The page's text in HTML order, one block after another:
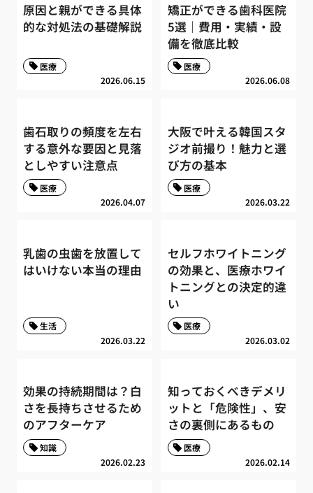
原因と親ができる具体
的な対処法の基礎解説
2026.06.15
医療
矯正ができる歯科医院
5選｜費用・実績・設
備を徹底比較
2026.06.08
医療
歯石取りの頻度を左右
する意外な要因と見落
としやすい注意点
2026.04.07
医療
大阪で叶える韓国スタ
ジオ前撮り！魅力と選
び方の基本
2026.03.22
医療
乳歯の虫歯を放置して
はいけない本当の理由
2026.03.22
生活
セルフホワイトニング
の効果と、医療ホワイ
トニングとの決定的違
い
2026.03.02
医療
効果の持続期間は？白
さを長持ちさせるため
のアフターケア
2026.02.23
知識
知っておくべきデメリ
ットと「危険性」、安
さの裏側にあるもの
2026.02.14
医療